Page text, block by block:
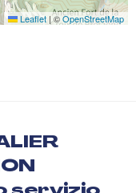
Leaflet |©OpenStreetMap